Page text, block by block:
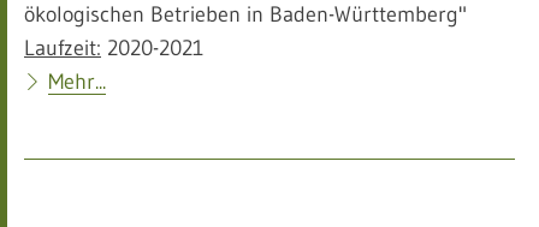
ökologischen Betrieben in Baden-Württemberg"
Laufzeit: 2020-2021
Mehr...